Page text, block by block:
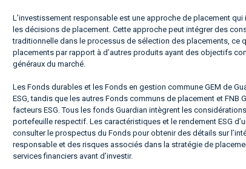
L’investissement responsable est une approche de placement
les décisions de placement. Cette approche peut intégrer des
traditionnelle dans le processus de sélection des placements, ce
placements par rapport à d’autres produits ayant des objectifs
généraux du marché.
Les Fonds durables et les Fonds en gestion commune GEM de
ESG, tandis que les autres Fonds communs de placement et FNB
facteurs ESG. Tous les fonds Guardian intègrent les
portefeuille respectif. Les caractéristiques et le rendement ESG
consulter le prospectus du Fonds pour obtenir des détails sur
responsable et des risques associés dans la stratégie de
services financiers avant d’investir.